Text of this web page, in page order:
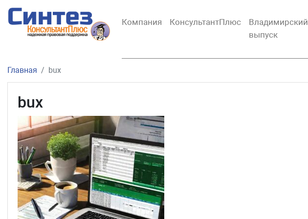
Компания КонсультантПлюс
Владимирский
выпуск
Главная bux
bux